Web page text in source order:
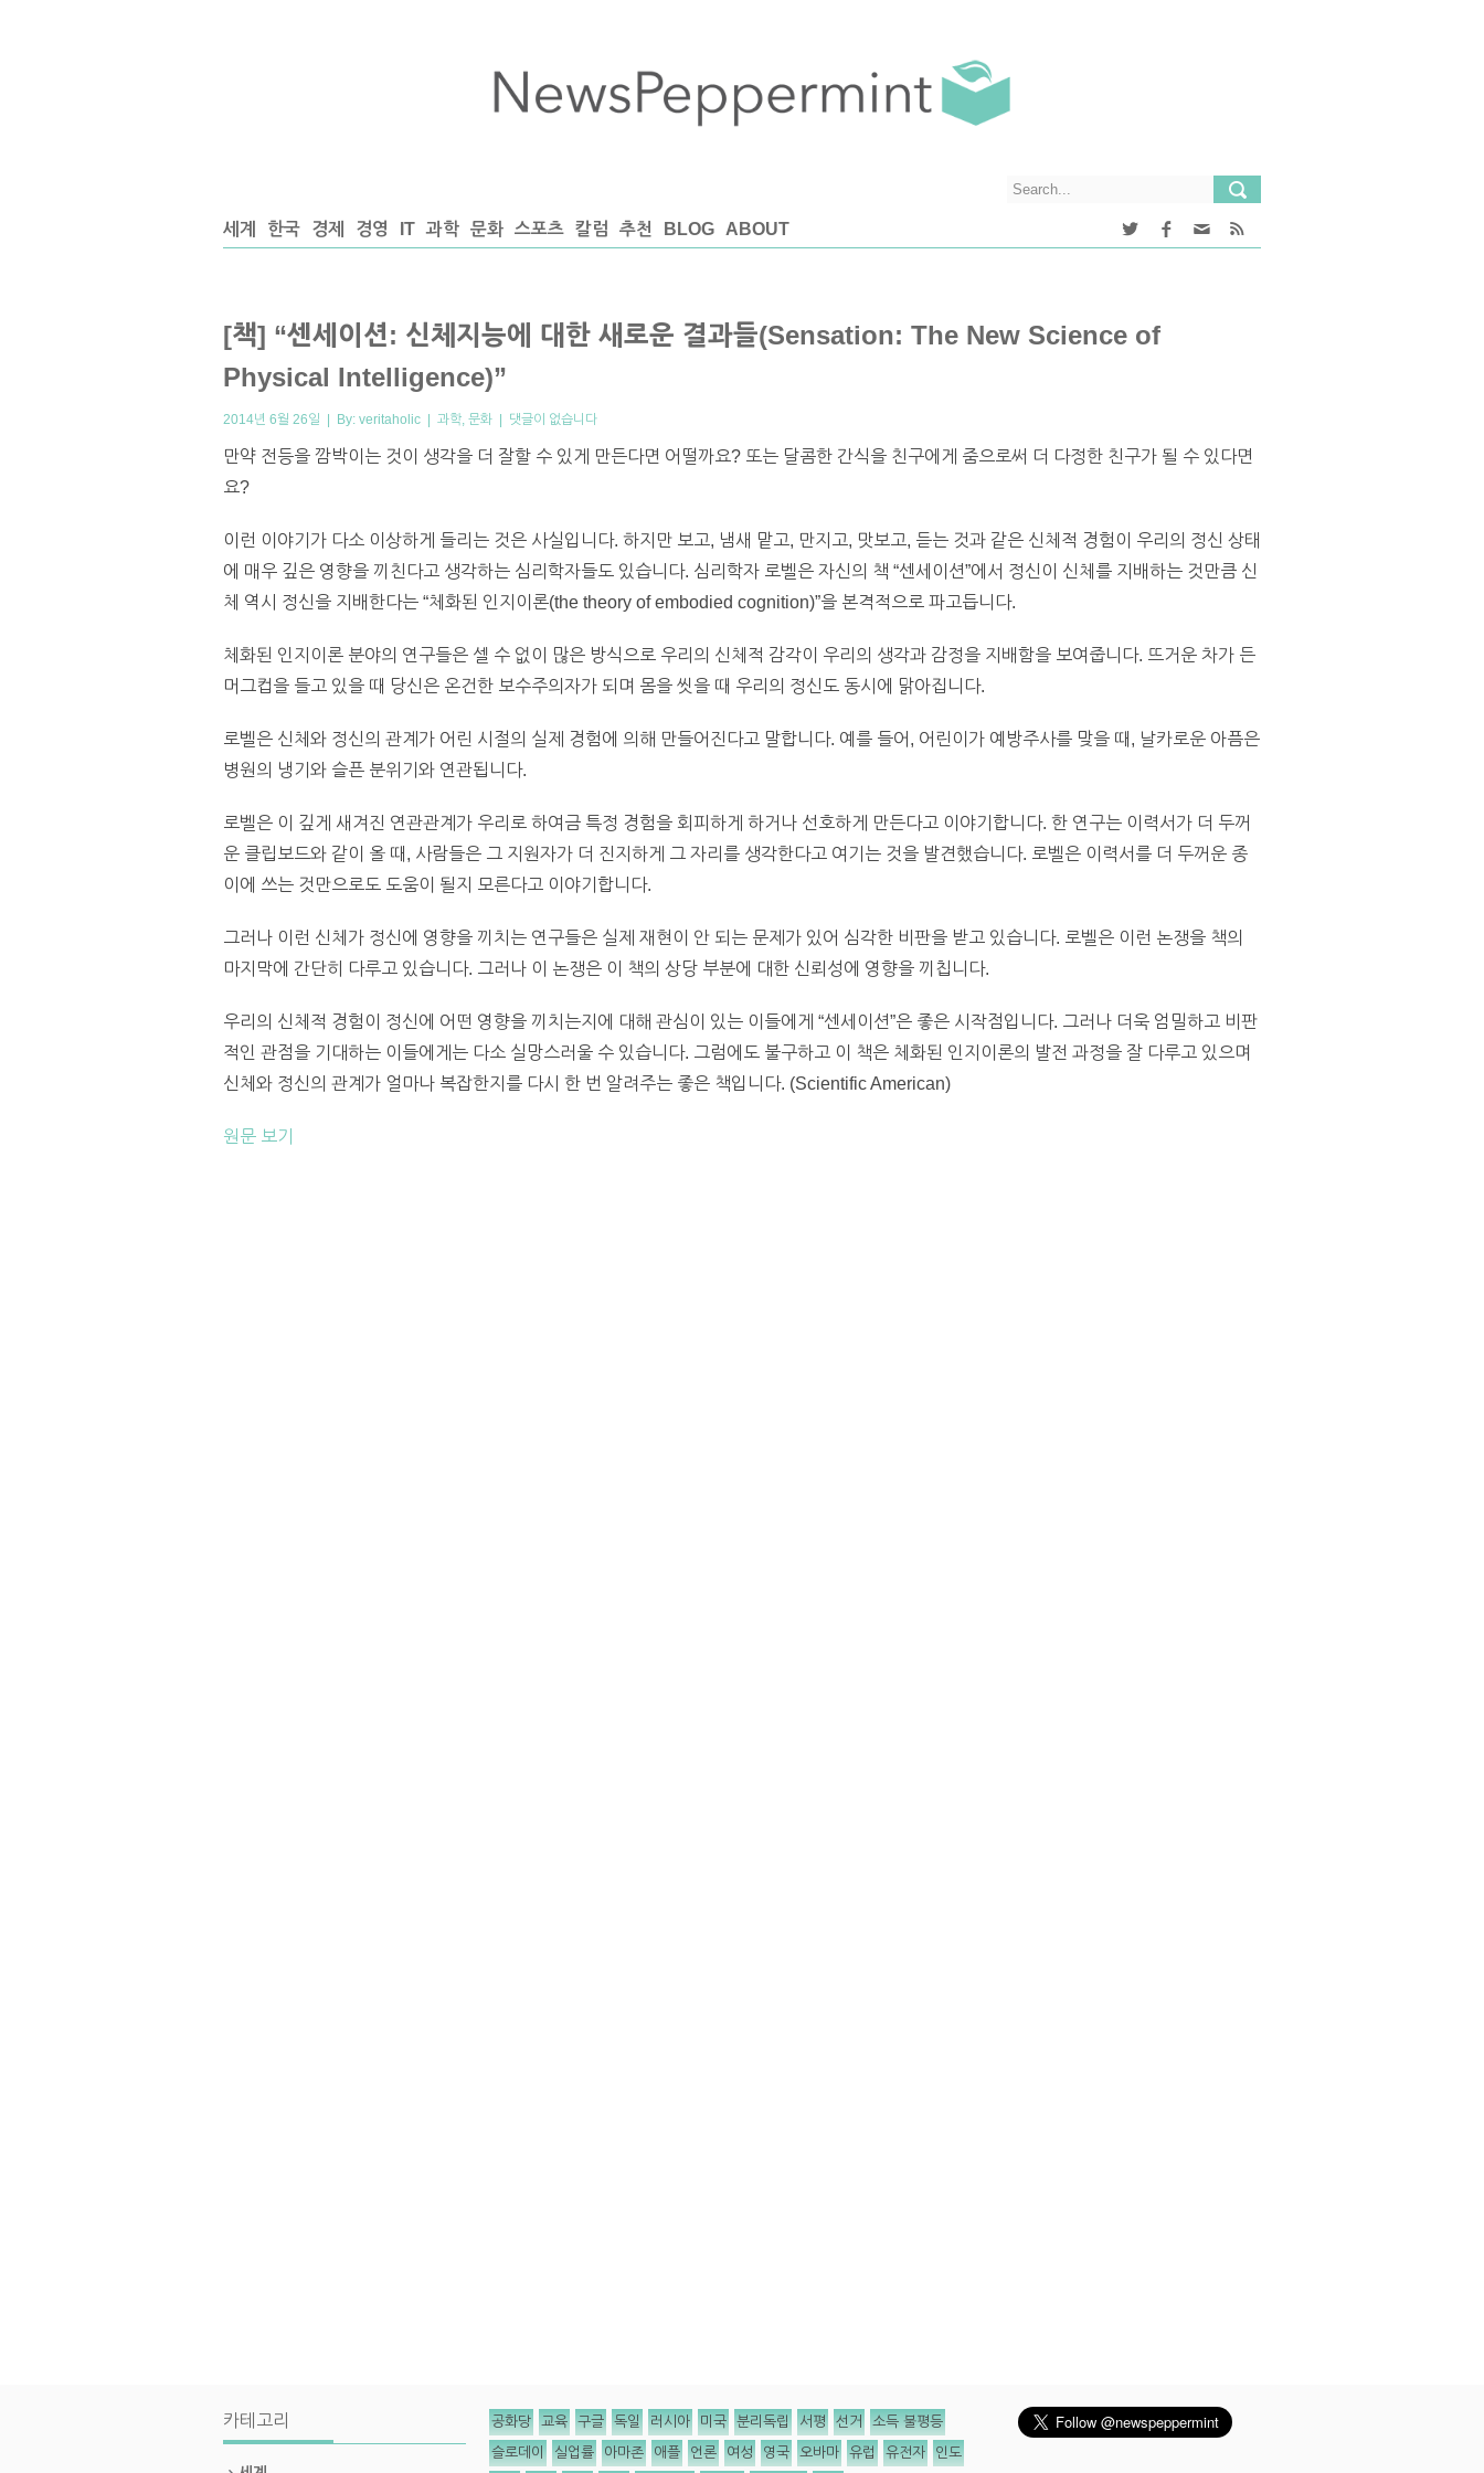
세계 한국 경제 경영 IT 과학 문화 스포츠 칼럼 추천 BLOG ABOUT
[책] “센세이션: 신체지능에 대한 새로운 결과들(Sensation: The New Science of
Physical Intelligence)”
2014년 6월 26일 | By: veritaholic | 과학, 문화 | 댓글이 없습니다
만약 전등을 깜박이는 것이 생각을 더 잘할 수 있게 만든다면 어떨까요? 또는 달콤한 간식을 친구에게 줌으로써 더 다정한 친구가 될 수 있다면
요?
이런 이야기가 다소 이상하게 들리는 것은 사실입니다. 하지만 보고, 냄새 맡고, 만지고, 맛보고, 듣는 것과 같은 신체적 경험이 우리의 정신 상태
에 매우 깊은 영향을 끼친다고 생각하는 심리학자들도 있습니다. 심리학자 로벨은 자신의 책 “센세이션”에서 정신이 신체를 지배하는 것만큼 신
체 역시 정신을 지배한다는 “체화된 인지이론(the theory of embodied cognition)”을 본격적으로 파고듭니다.
체화된 인지이론 분야의 연구들은 셀 수 없이 많은 방식으로 우리의 신체적 감각이 우리의 생각과 감정을 지배함을 보여줍니다. 뜨거운 차가 든
머그컵을 들고 있을 때 당신은 온건한 보수주의자가 되며 몸을 씻을 때 우리의 정신도 동시에 맑아집니다.
로벨은 신체와 정신의 관계가 어린 시절의 실제 경험에 의해 만들어진다고 말합니다. 예를 들어, 어린이가 예방주사를 맞을 때, 날카로운 아픔은
병원의 냉기와 슬픈 분위기와 연관됩니다.
로벨은 이 깊게 새겨진 연관관계가 우리로 하여금 특정 경험을 회피하게 하거나 선호하게 만든다고 이야기합니다. 한 연구는 이력서가 더 두꺼
운 클립보드와 같이 올 때, 사람들은 그 지원자가 더 진지하게 그 자리를 생각한다고 여기는 것을 발견했습니다. 로벨은 이력서를 더 두꺼운 종
이에 쓰는 것만으로도 도움이 될지 모른다고 이야기합니다.
그러나 이런 신체가 정신에 영향을 끼치는 연구들은 실제 재현이 안 되는 문제가 있어 심각한 비판을 받고 있습니다. 로벨은 이런 논쟁을 책의
마지막에 간단히 다루고 있습니다. 그러나 이 논쟁은 이 책의 상당 부분에 대한 신뢰성에 영향을 끼칩니다.
우리의 신체적 경험이 정신에 어떤 영향을 끼치는지에 대해 관심이 있는 이들에게 “센세이션”은 좋은 시작점입니다. 그러나 더욱 엄밀하고 비판
적인 관점을 기대하는 이들에게는 다소 실망스러울 수 있습니다. 그럼에도 불구하고 이 책은 체화된 인지이론의 발전 과정을 잘 다루고 있으며
신체와 정신의 관계가 얼마나 복잡한지를 다시 한 번 알려주는 좋은 책입니다. (Scientific American)
원문 보기
카테고리 공화당 교육 구글 독일 러시아 미국 분리독립 서평 선거 소득 불평등
슬로데이 실업률 아마존 애플 언론 여성 영국 오바마 유럽 유전자 인도